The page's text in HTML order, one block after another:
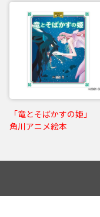
「竜とそばかすの姫」
角川アニメ絵本